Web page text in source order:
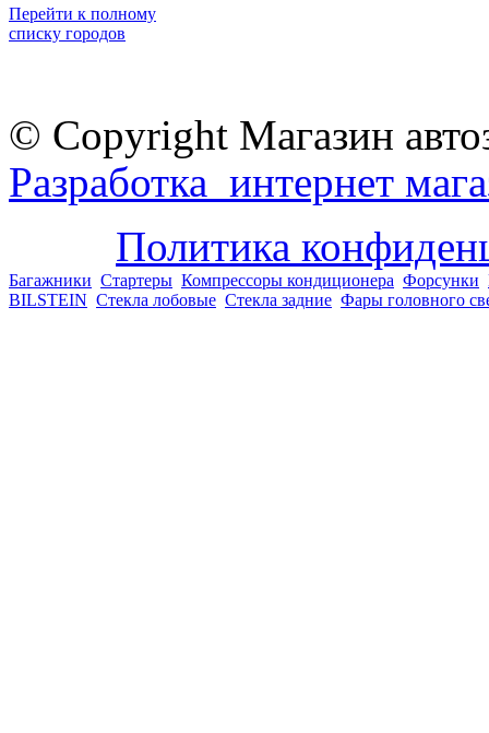
Перейти к полному
списку городов
© Copyright Магазин
Разработка интернет
Политика
Багажники Стартеры Компрессоры кондиционера Форсунки
BILSTEIN Стекла лобовые Стекла задние Фары головного